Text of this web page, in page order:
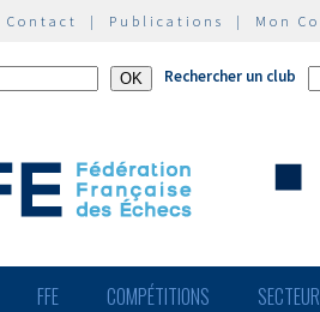
Contact | Publications | Mon
Rechercher un club
FFE COMPÉTITIONS